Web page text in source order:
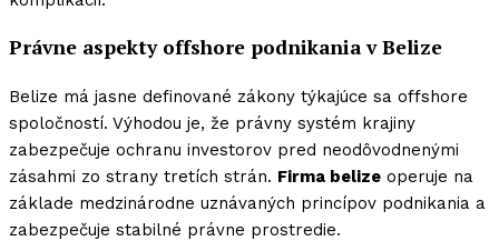
Právne aspekty offshore podnikania v Belize
Belize má jasne definované zákony týkajúce sa offshore
spoločností. Výhodou je, že právny systém krajiny
zabezpečuje ochranu investorov pred neodôvodnenými
zásahmi zo strany tretích strán. Firma belize operuje na
základe medzinárodne uznávaných princípov podnikania a
zabezpečuje stabilné právne prostredie.